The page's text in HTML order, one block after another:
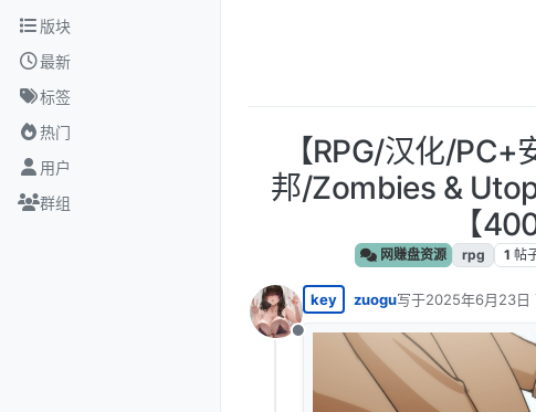
跳转至内容
版块
最新
标签
热门
用户
群组
【RPG/汉化/
邦/Zombies &
【
网赚盘资源 rpg 1 帖
离线
key zuogu写于2025年6月23日
最后由 编辑